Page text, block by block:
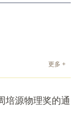
更多 +
培源物理奖的通